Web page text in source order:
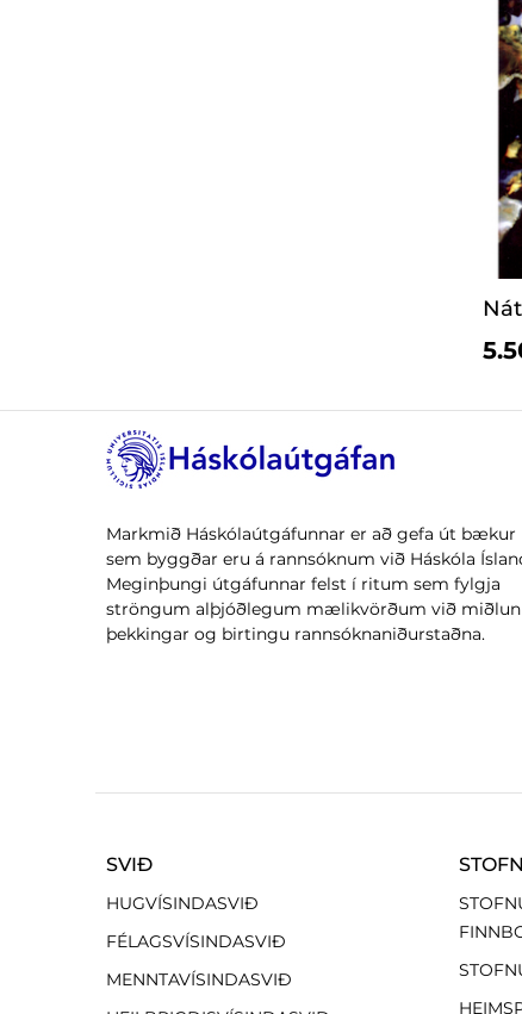
Markmið Háskólaútgáfunnar er að gefa út bækur
sem byggðar eru á rannsóknum við Háskóla
Meginþungi útgáfunnar felst í ritum sem fylgja
ströngum alþjóðlegum mælikvörðum við miðlun
þekkingar og birtingu rannsóknaniðurstaðna.
SVIÐ
HUGVÍSINDASVIÐ
FÉLAGSVÍSINDASVIÐ
MENNTAVÍSINDASVIÐ